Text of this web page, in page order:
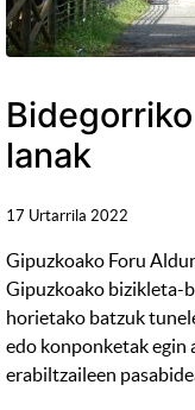
lanak
17 Urtarrila 2022
Gipuzkoako Foru
Gipuzkoako bizikleta-
horietako batzuk
edo konponketak egin
erabiltzaileen